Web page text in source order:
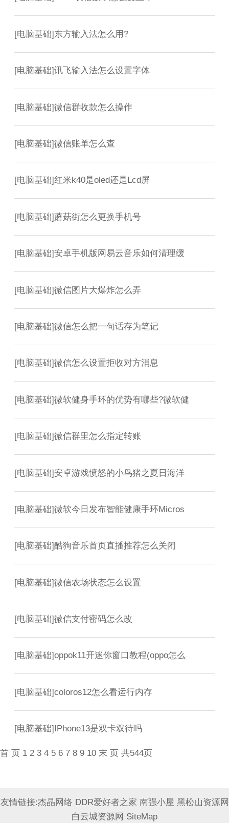
[电脑基础]东方输入法怎么用?
[电脑基础]讯飞输入法怎么设置字体
[电脑基础]微信群收款怎么操作
[电脑基础]微信账单怎么查
[电脑基础]红米k40是oled还是Lcd屏
[电脑基础]蘑菇街怎么更换手机号
[电脑基础]安卓手机版网易云音乐如何清理缓
[电脑基础]微信图片大爆炸怎么弄
[电脑基础]微信怎么把一句话存为笔记
[电脑基础]微信怎么设置拒收对方消息
[电脑基础]微软健身手环的优势有哪些?微软健
[电脑基础]微信群里怎么指定转账
[电脑基础]安卓游戏愤怒的小鸟猪之夏日海洋
[电脑基础]微软今日发布智能健康手环Micros
[电脑基础]酷狗音乐首页直播推荐怎么关闭
[电脑基础]微信农场状态怎么设置
[电脑基础]微信支付密码怎么改
[电脑基础]oppok11开迷你窗口教程(oppo怎么
[电脑基础]coloros12怎么看运行内存
[电脑基础] IPhone13是双卡双待吗
首 页 1 2 3 4 5 6 7 8 9 10 末 页 共544页
友情链接:杰晶网络 DDR爱好者之家 南强小屋 黑松山资源网
白云城资源网 SiteMap